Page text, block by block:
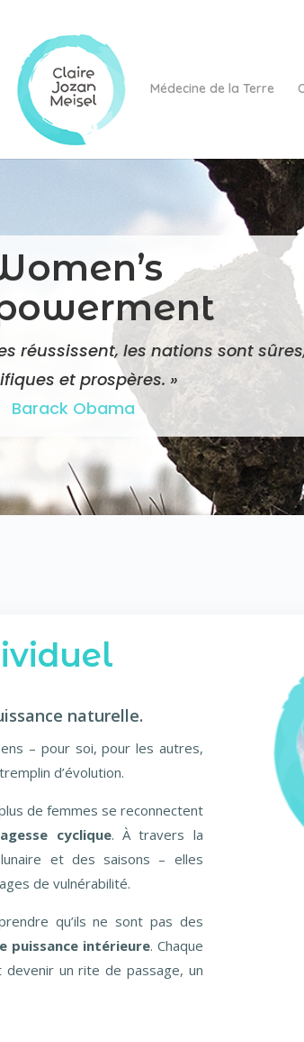
Médecine de la Terre
réussissent, les nations sont
et prospères. »
Barack Obama
naturelle.
– pour soi, pour les autres,
d’évolution.
de femmes se reconnectent
cyclique. À travers la
et des saisons – elles
de vulnérabilité.
qu’ils ne sont pas des
puissance intérieure. Chaque
un rite de passage, un